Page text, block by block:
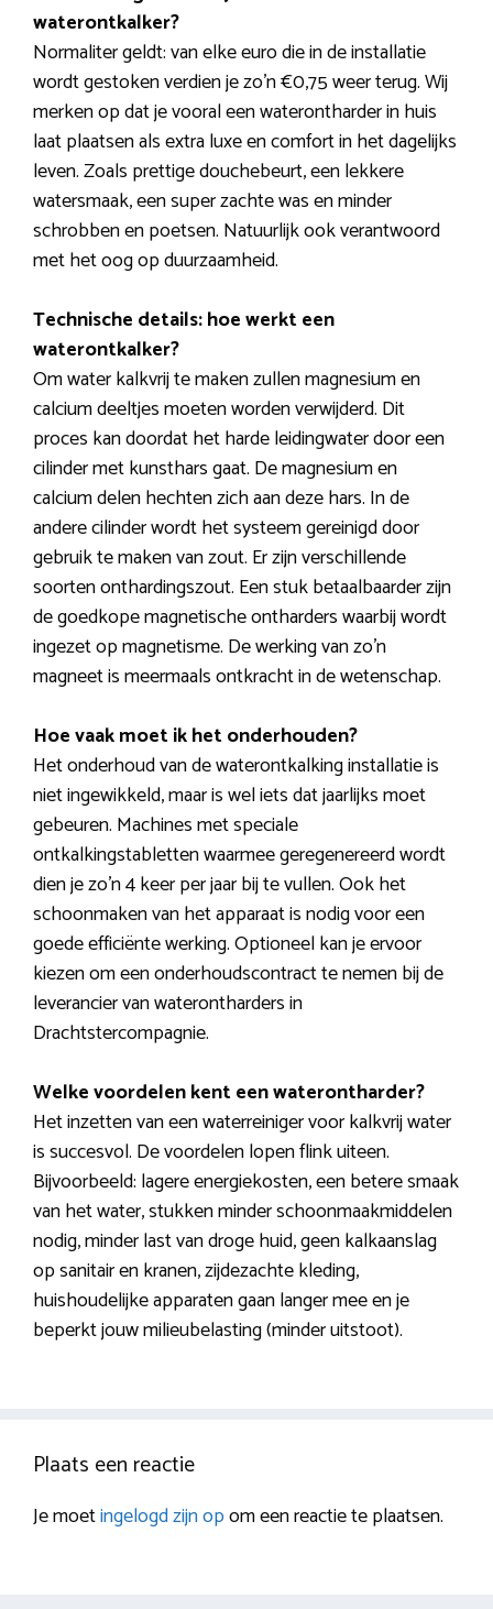
waterontkalker?
Normaliter geldt: van elke euro die in de installatie
wordt gestoken verdien je zo’n €0,75 weer terug. Wij
merken op dat je vooral een waterontharder in huis
laat plaatsen als extra luxe en comfort in het dagelijks
leven. Zoals prettige douchebeurt, een lekkere
watersmaak, een super zachte was en minder
schrobben en poetsen. Natuurlijk ook verantwoord
met het oog op duurzaamheid.
Technische details: hoe werkt een
waterontkalker?
Om water kalkvrij te maken zullen magnesium en
calcium deeltjes moeten worden verwijderd. Dit
proces kan doordat het harde leidingwater door een
cilinder met kunsthars gaat. De magnesium en
calcium delen hechten zich aan deze hars. In de
andere cilinder wordt het systeem gereinigd door
gebruik te maken van zout. Er zijn verschillende
soorten onthardingszout. Een stuk betaalbaarder zijn
de goedkope magnetische ontharders waarbij wordt
ingezet op magnetisme. De werking van zo’n
magneet is meermaals ontkracht in de wetenschap.
Hoe vaak moet ik het onderhouden?
Het onderhoud van de waterontkalking installatie is
niet ingewikkeld, maar is wel iets dat jaarlijks moet
gebeuren. Machines met speciale
ontkalkingstabletten waarmee geregenereerd wordt
dien je zo’n 4 keer per jaar bij te vullen. Ook het
schoonmaken van het apparaat is nodig voor een
goede efficiënte werking. Optioneel kan je ervoor
kiezen om een onderhoudscontract te nemen bij de
leverancier van waterontharders in
Drachtstercompagnie.
Welke voordelen kent een waterontharder?
Het inzetten van een waterreiniger voor kalkvrij water
is succesvol. De voordelen lopen flink uiteen.
Bijvoorbeeld: lagere energiekosten, een betere smaak
van het water, stukken minder schoonmaakmiddelen
nodig, minder last van droge huid, geen kalkaanslag
op sanitair en kranen, zijdezachte kleding,
huishoudelijke apparaten gaan langer mee en je
beperkt jouw milieubelasting (minder uitstoot).
Plaats een reactie
Je moetingelogd zijn opom een reactie te plaatsen.